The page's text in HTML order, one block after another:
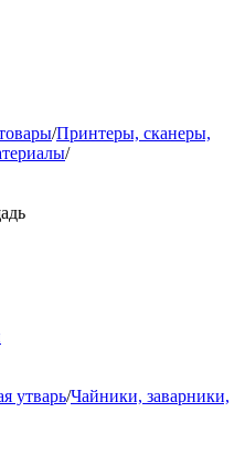
/Принтеры, сканеры,
/
утварь/Чайники, заварники,